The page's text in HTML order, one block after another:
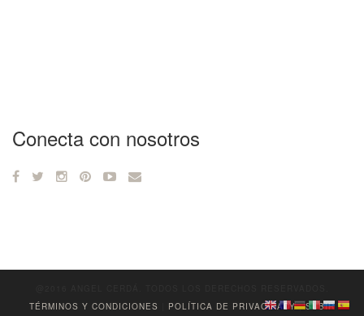
Conecta con nosotros
TÉRMINOS Y CONDICIONES
POLÍTICA DE PRIVACIDADY|SUBIR